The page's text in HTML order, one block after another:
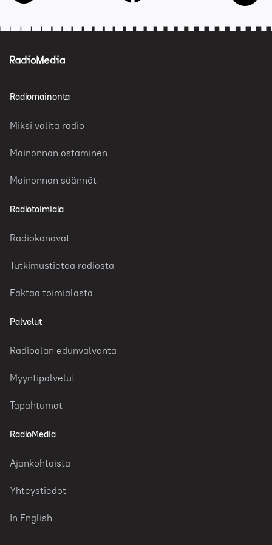
Radiomainonta
Miksi valita radio
Mainonnan ostaminen
Mainonnan säännöt
Radiotoimiala
Radiokanavat
Tutkimustietoa radiosta
Faktaa toimialasta
Palvelut
Radioalan edunvalvonta
Myyntipalvelut
Tapahtumat
RadioMedia
Ajankohtaista
Yhteystiedot
In English